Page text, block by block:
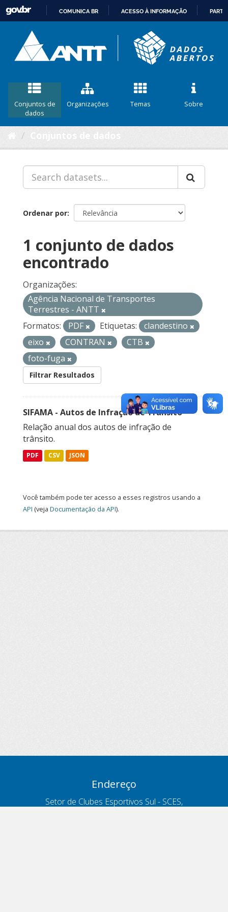
CONTEÚDO
COMUNICA BR ACESSO À INFORMAÇÃO
Conjuntos de
dados
Organizações Temas Sobre
Ordenar por
1 conjunto de dados
encontrado
Organizações:
Agência Nacional de Transportes
Terrestres - ANTT
Formatos:
PDF Etiquetas:
clandestino
eixo
CONTRAN
CTB
foto-fuga
Filtrar Resultados
SIFAMA - Autos de Infração de Trânsito
Relação anual dos autos de infração de
trânsito.
PDF CSV JSON
Você também pode ter acesso a esses registros usando a
API (veja Documentação da API).
Endereço
Setor de Clubes Esportivos Sul - SCES,